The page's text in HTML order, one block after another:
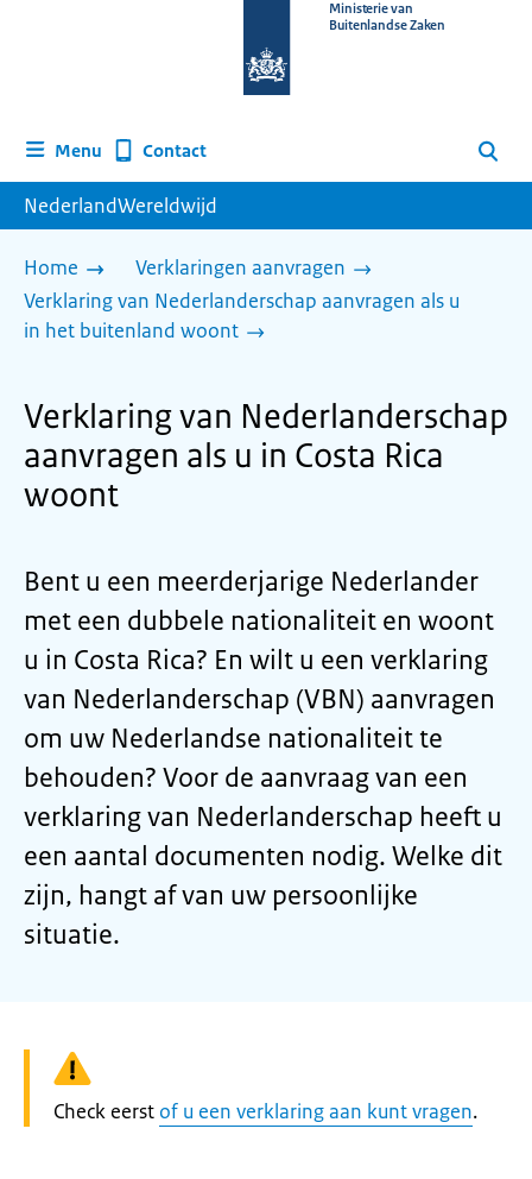
homepage
Ministerie van
Buitenlandse Zaken
Menu Contact Zoeken
NederlandWereldwijd
Home
Verklaringen aanvragen
Verklaring van Nederlanderschap aanvragen als u
in het buitenland woont
Verklaring van Nederlanderschap
aanvragen als u in Costa Rica
woont
Bent u een meerderjarige Nederlander
met een dubbele nationaliteit en woont
u in Costa Rica? En wilt u een verklaring
van Nederlanderschap (VBN) aanvragen
om uw Nederlandse nationaliteit te
behouden? Voor de aanvraag van een
verklaring van Nederlanderschap heeft u
een aantal documenten nodig. Welke dit
zijn, hangt af van uw persoonlijke
situatie.
Waarschuwing:
Check eerst of u een verklaring aan kunt vragen.